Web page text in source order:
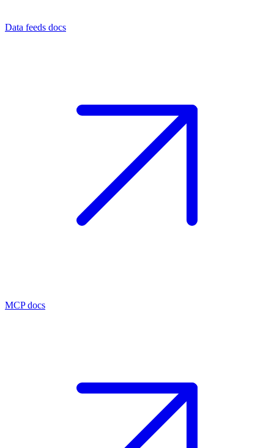
Data feeds docs
MCP docs